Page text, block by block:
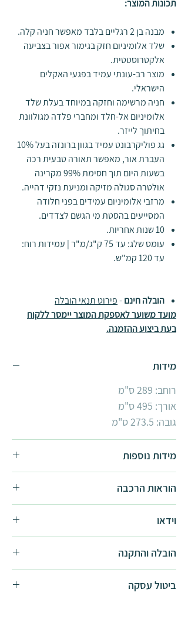
תכונות המוצר:
מבנה בן 2 רגליים בלבד מאפשר חניה קלה.
שלד אלומיניום חזק בגימור אפור בצביעה
אלקטרוסטטית.
מוצר רב-עונתי עמיד בפגעי האקלים
הישראלי.
חניה מרשימה וחזקה במיוחד בעלת שלד
אלומיניום אל-חלד ומחברי פלדה מגולוונת
בחיתוך לייזר.
גג פוליקרבונט עמיד בגוון ברונזה בעל 10%
העברת אור, מאפשר תאורה טבעית רכה
בשעות היום תוך חסימת 99% מקרינה
אולטרה סגולה מזיקה ומניעת נזקי דהייה.
מרזבי אלומיניום עמידים בפני חלודה
המסייעים בהסטת מי הגשם לצדדים.
10 שנות אחריות
.
עומס שלג: עד 75 ק"ג/מ"ר | עמידות רוח:
עד 120 קמ"ש.
הובלה חינם-פירוט תנאי הובלה
מועד משוער לאספקת המוצר יימסר ללקוח
בעת ביצוע ההזמנה.
מידות
רוחב: 289 ס"מ
אורך: 495 ס"מ
גובה: 273.5 ס"מ
מידות נוספות
הוראות הרכבה
וידאו
סרטון הרכבה -
הובלה והתקנה
עבור בסיס הרגליים.
ביטול עסקה